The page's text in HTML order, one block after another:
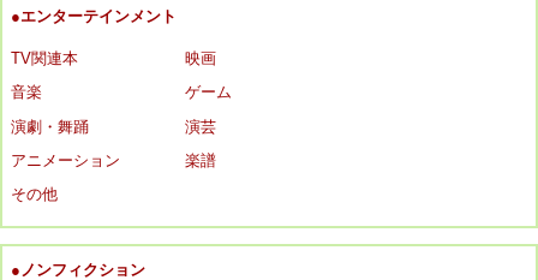
●エンターテインメント
TV関連本
映画
音楽
ゲーム
演劇・舞踊
演芸
アニメーション
楽譜
その他
●ノンフィクション